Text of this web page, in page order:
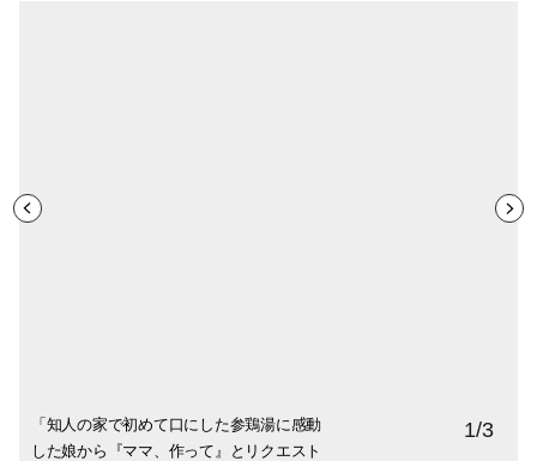
「知人の家で初めて口にした参鶏湯に感動
した娘から『ママ、作って』とリクエスト
漢方薬局とともに開発した本格薬膳参鶏湯
スパイスセット。左から、切り身鶏肉用の
滋養強壮に優れた参鶏湯は韓国の伝統料
理。丸鶏に加え、高麗人参、生姜、松の
1/3